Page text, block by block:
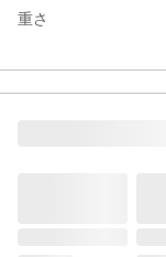
重さ
材質2